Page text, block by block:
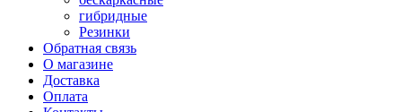
гибридные
Резинки
Обратная связь
О магазине
Доставка
Оплата